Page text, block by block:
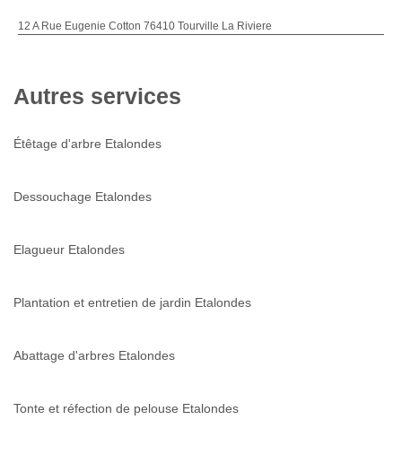
12 A Rue Eugenie Cotton 76410 Tourville La Riviere
Autres services
Étêtage d'arbre Etalondes
Dessouchage Etalondes
Elagueur Etalondes
Plantation et entretien de jardin Etalondes
Abattage d'arbres Etalondes
Tonte et réfection de pelouse Etalondes